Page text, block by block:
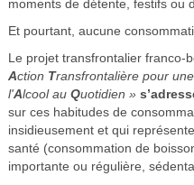
moments de détente, festifs ou
Et pourtant, aucune
Le projet transfrontalier franco-
Action Transfrontalière pour une
l'Alcool au Quotidien »
sur ces habitudes de
insidieusement et qui
santé (consommation de
importante ou régulière,